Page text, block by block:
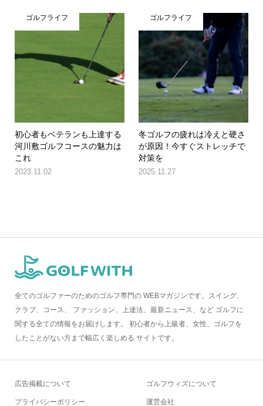
ゴルフライフ
初心者もベテランも上達する
河川敷ゴルフコースの魅力は
これ
2023.11.02
ゴルフライフ
冬ゴルフの疲れは冷えと硬さ
が原因！今すぐストレッチで
対策を
2025.11.27
全てのゴルファーのためのゴルフ専門の WEBマガジンです。スイング、
クラブ、コース、 ファッション、上達法、最新ニュース、など ゴルフに
関する全ての情報をお届けします。 初心者から上級者、女性、ゴルフを
したことがない方まで幅広く楽しめる サイトです。
広告掲載について
プライバシーポリシー
ゴルフウィズについて
運営会社